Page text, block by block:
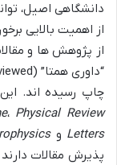
دانشگاهی اصیل،
از اهمیت بالایی
از پژوهش ها و
چاپ رسیده اند.
، Physical Review
Letters و
پذیرش مقالات